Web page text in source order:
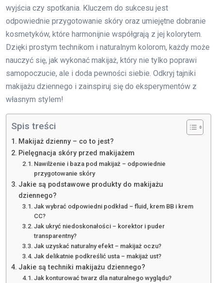
wyjścia czy spotkania. Kluczem do sukcesu jest
odpowiednie przygotowanie skóry oraz umiejętne dobranie
kosmetyków, które harmonijnie współgrają z jej kolorytem.
Dzięki prostym technikom i naturalnym kolorom, każdy może
nauczyć się, jak wykonać makijaż, który nie tylko poprawi
samopoczucie, ale i doda pewności siebie. Odkryj tajniki
makijażu dziennego i zainspiruj się do eksperymentów z
własnym stylem!
Spis treści
Makijaż dzienny – co to jest?
Pielęgnacja skóry przed makijażem
Nawilżenie i baza pod makijaż – odpowiednie
przygotowanie skóry
Jakie są podstawowe produkty do makijażu
dziennego?
Jak wybrać odpowiedni podkład – fluid, krem BB i krem
CC?
Jak ukryć niedoskonałości – korektor i puder
transparentny?
Jak uzyskać naturalny efekt – makijaż oczu?
Jak delikatnie podkreślić usta – makijaż ust?
Jakie są techniki makijażu dziennego?
Jak konturować twarz dla naturalnego wyglądu?